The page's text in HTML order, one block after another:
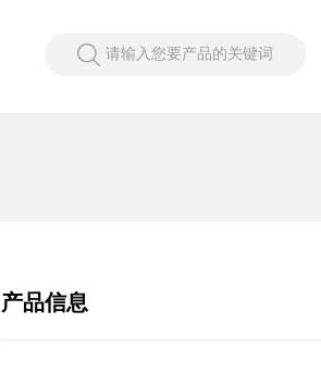
请输入您要产品的关键词
产品信息